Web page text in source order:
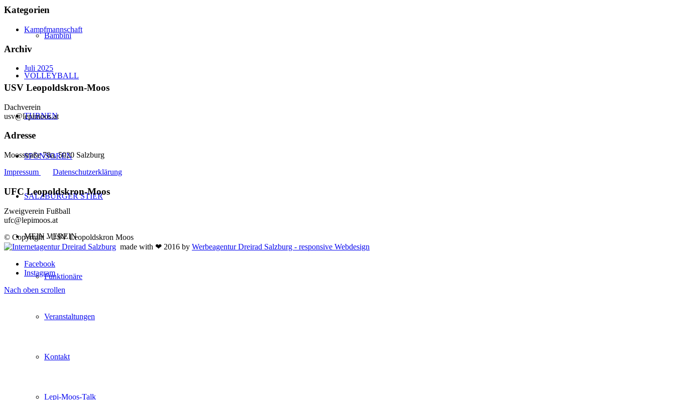
Bambini
VOLLEYBALL
TURNEN
SPONSOREN
SALZBURGER STIER
MEIN VEREIN
Funktionäre
Veranstaltungen
Kontakt
Lepi-Moos-Talk
Kategorien
Kampfmannschaft
Archiv
Juli 2025
USV Leopoldskron-Moos
Dachverein
usv@lepimoos.at
Adresse
Moosstraße 78a, 5020 Salzburg
Impressum
Datenschutzerklärung
UFC Leopoldskron-Moos
Zweigverein Fußball
ufc@lepimoos.at
© Copyright - USV Leopoldskron Moos
made with ❤ 2016 by Werbeagentur Dreirad Salzburg - responsive Webdesign
Facebook
Instagram
Nach oben scrollen